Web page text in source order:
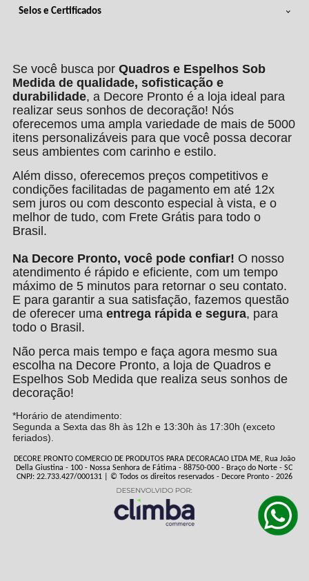
Selos e Certificados
Se você busca por Quadros e Espelhos Sob
Medida de qualidade, sofisticação e
durabilidade, a Decore Pronto é a loja ideal para
realizar seus sonhos de decoração! Nós
oferecemos uma ampla variedade de mais de 5000
itens personalizáveis para que você possa decorar
seus ambientes com carinho e estilo.
Além disso, oferecemos preços competitivos e
condições facilitadas de pagamento em até 12x
sem juros ou com desconto especial à vista, e o
melhor de tudo, com Frete Grátis para todo o
Brasil.
Na Decore Pronto, você pode confiar! O nosso
atendimento é rápido e eficiente, com um tempo
máximo de 5 minutos para retornar o seu contato.
E para garantir a sua satisfação, fazemos questão
de oferecer uma entrega rápida e segura, para
todo o Brasil.
Não perca mais tempo e faça agora mesmo sua
escolha na Decore Pronto, a loja de Quadros e
Espelhos Sob Medida que realiza seus sonhos de
decoração!
*Horário de atendimento:
Segunda a Sexta das 8h às 12h e 13:30h às 17:30h (exceto
feriados).
DECORE PRONTO COMERCIO DE PRODUTOS PARA DECORACAO LTDA ME, Rua João
Della Giustina - 100 - Nossa Senhora de Fátima - 88750-000 - Braço do Norte - SC
CNPJ: 22.733.427/000131 | © Todos os direitos reservados - Decore Pronto - 2026